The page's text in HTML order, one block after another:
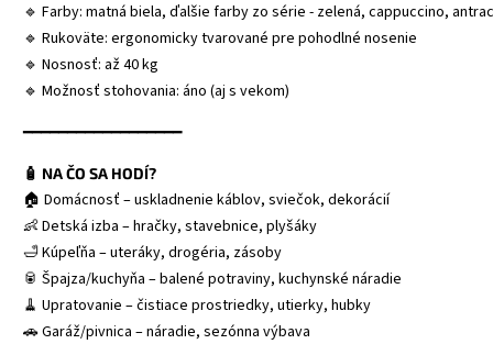
🔹 Farby: matná biela, ďalšie farby zo série - zelená, cappuccino,
🔹 Rukoväte: ergonomicky tvarované pre pohodlné nosenie
🔹 Nosnosť: až 40 kg
🔹 Možnosť stohovania: áno (aj s vekom)
━━━━━━━━━━━━━━━━━━
🧴 NA ČO SA HODÍ?
🏠 Domácnosť – uskladnenie káblov, sviečok, dekorácií
👶 Detská izba – hračky, stavebnice, plyšáky
🛁 Kúpeľňa – uteráky, drogéria, zásoby
🥫 Špajza/kuchyňa – balené potraviny, kuchynské náradie
🧹 Upratovanie – čistiace prostriedky, utierky, hubky
🚗 Garáž/pivnica – náradie, sezónna výbava